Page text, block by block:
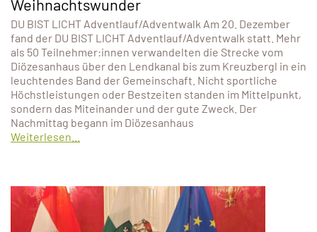
Weihnachtswunder
DU BIST LICHT Adventlauf/Adventwalk Am 20. Dezember
fand der DU BIST LICHT Adventlauf/Adventwalk statt. Mehr
als 50 Teilnehmer:innen verwandelten die Strecke vom
Diözesanhaus über den Lendkanal bis zum Kreuzbergl in ein
leuchtendes Band der Gemeinschaft. Nicht sportliche
Höchstleistungen oder Bestzeiten standen im Mittelpunkt,
sondern das Miteinander und der gute Zweck. Der
Nachmittag begann im Diözesanhaus
Weiterlesen...